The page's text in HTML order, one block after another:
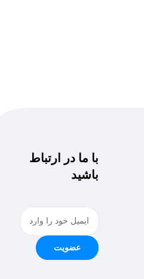
با ما در ارتباط
باشید
عضویت